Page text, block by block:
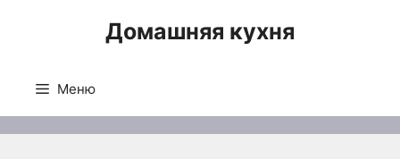
Домашняя кухня
Меню